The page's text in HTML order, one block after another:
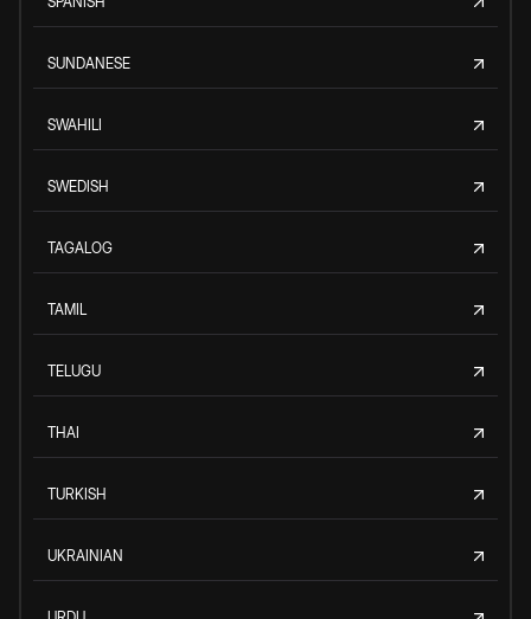
SUNDANESE
SWAHILI
SWEDISH
TAGALOG
TAMIL
TELUGU
THAI
TURKISH
UKRAINIAN